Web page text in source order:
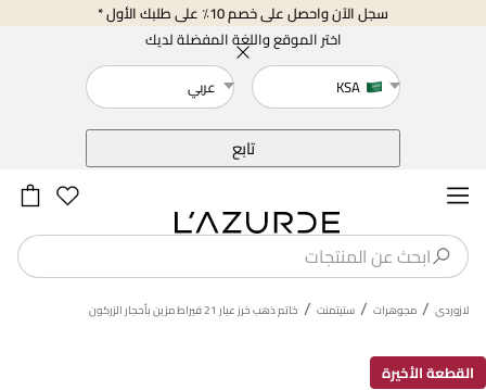
سجل الآن واحصل على خصم 10٪ على طلبك الأول *
اختر الموقع واللغة المفضلة لديك
KSA
عربي
تابع
لازوردى / مجوهرات / ستيتمنت / خاتم ذهب خرز عيار 21 قيراط مزين بأحجار الزركون
القطعة الأخيرة